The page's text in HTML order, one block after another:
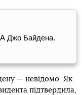
Джо Байдена.
— невідомо. Як
підтвердила,